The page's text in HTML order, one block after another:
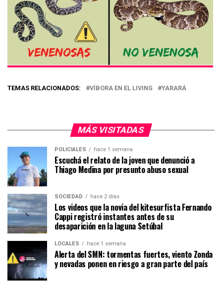
TEMAS RELACIONADOS: VÍBORA EN EL LIVING YARARÁ
MÁS VISITADAS
POLICIALES hace 1 semana
Escuchá el relato de la joven que denunció a
Thiago Medina por presunto abuso sexual
SOCIEDAD hace 2 días
Los videos que la novia del kitesurfista Fernando
Cappi registró instantes antes de su
desaparición en la laguna Setúbal
LOCALES hace 1 semana
Alerta del SMN: tormentas fuertes, viento Zonda
y nevadas ponen en riesgo a gran parte del país